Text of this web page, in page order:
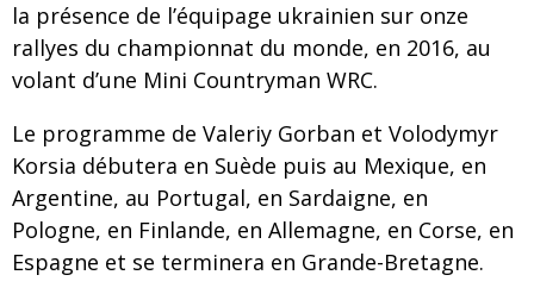
la présence de l’équipage ukrainien sur onze
rallyes du championnat du monde, en 2016, au
volant d’une Mini Countryman WRC.
Le programme de Valeriy Gorban et Volodymyr
Korsia débutera en Suède puis au Mexique, en
Argentine, au Portugal, en Sardaigne, en
Pologne, en Finlande, en Allemagne, en Corse, en
Espagne et se terminera en Grande-Bretagne.